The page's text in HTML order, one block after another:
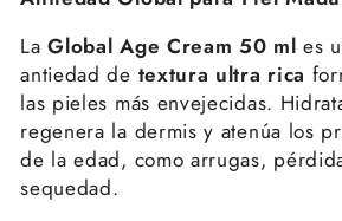
LaGlobal Age Cream 50 ml es
antiedad de textura ultra rica
las pieles más envejecidas.
regenera la dermis y atenúa los
de la edad, como arrugas,
sequedad.